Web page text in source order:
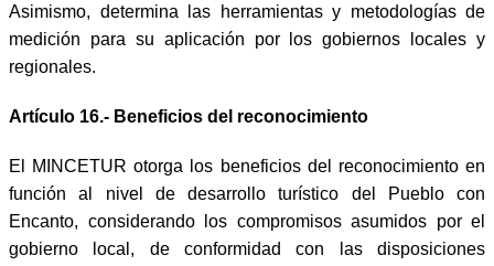
Asimismo, determina las herramientas y metodologías de
medición para su aplicación por los gobiernos locales y
regionales.
Artículo 16.- Beneficios del reconocimiento
El MINCETUR otorga los beneficios del reconocimiento en
función al nivel de desarrollo turístico del Pueblo con
Encanto, considerando los compromisos asumidos por el
gobierno local, de conformidad con las disposiciones